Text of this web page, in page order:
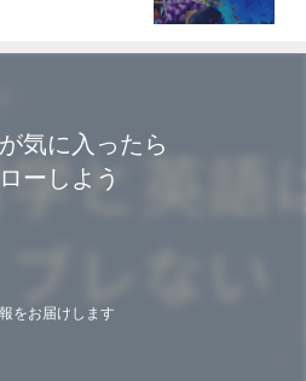
気に入ったら
ーしよう
をお届けします